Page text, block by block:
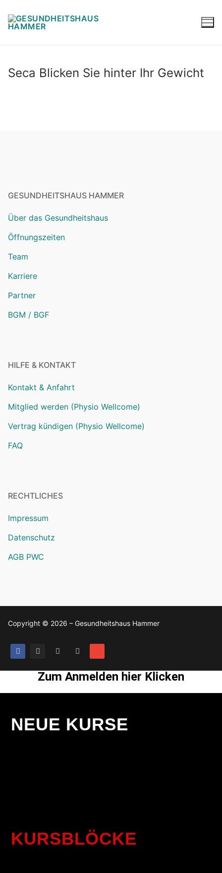
Seca Blicken Sie hinter Ihr Gewicht
GESUNDHEITSHAUS HAMMER
Über das Gesundheitshaus
Öffnungszeiten
Team
Karriere
Partner
BGM / BGF
HILFE & KONTAKT
Kontakt & Anfahrt
Mitglied werden (Physio Wellcome)
Vertrag kündigen (Physio Wellcome)
FAQ
RECHTLICHES
Impressum
Datenschutz
AGB PWC
Copyright © 2026 – Gesundheitshaus Hammer
Zum Anmelden hier Klicken
NEUE KURSE
KURSBLÖCKE